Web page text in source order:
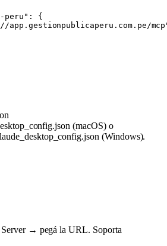
peru": {
app.gestionpublicaperu.com.pe/
(macOS) o
(Windows).
→ pegá la URL. Soporta